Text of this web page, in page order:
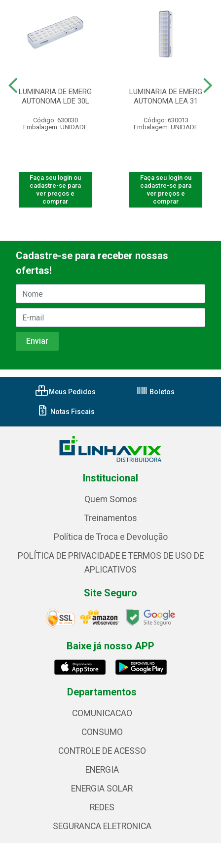
LUMINARIA DE EMERG
AUTONOMA LDE 30L
Código: 630030
Embalagem: UNIDADE
Faça seu login ou
cadastre-se para
ver preços e
comprar
LUMINARIA DE EMERG
AUTONOMA LEA 31
Código: 630013
Embalagem: UNIDADE
Faça seu login ou
cadastre-se para
ver preços e
comprar
Cadastre-se para receber nossas
ofertas!
Meus Pedidos Boletos
Notas Fiscais
Institucional
Quem Somos
Treinamentos
Política de Troca e Devolução
POLÍTICA DE PRIVACIDADE E TERMOS DE USO DE
APLICATIVOS
Site Seguro
Baixe já nosso APP
Departamentos
COMUNICACAO
CONSUMO
CONTROLE DE ACESSO
ENERGIA
ENERGIA SOLAR
REDES
SEGURANCA ELETRONICA